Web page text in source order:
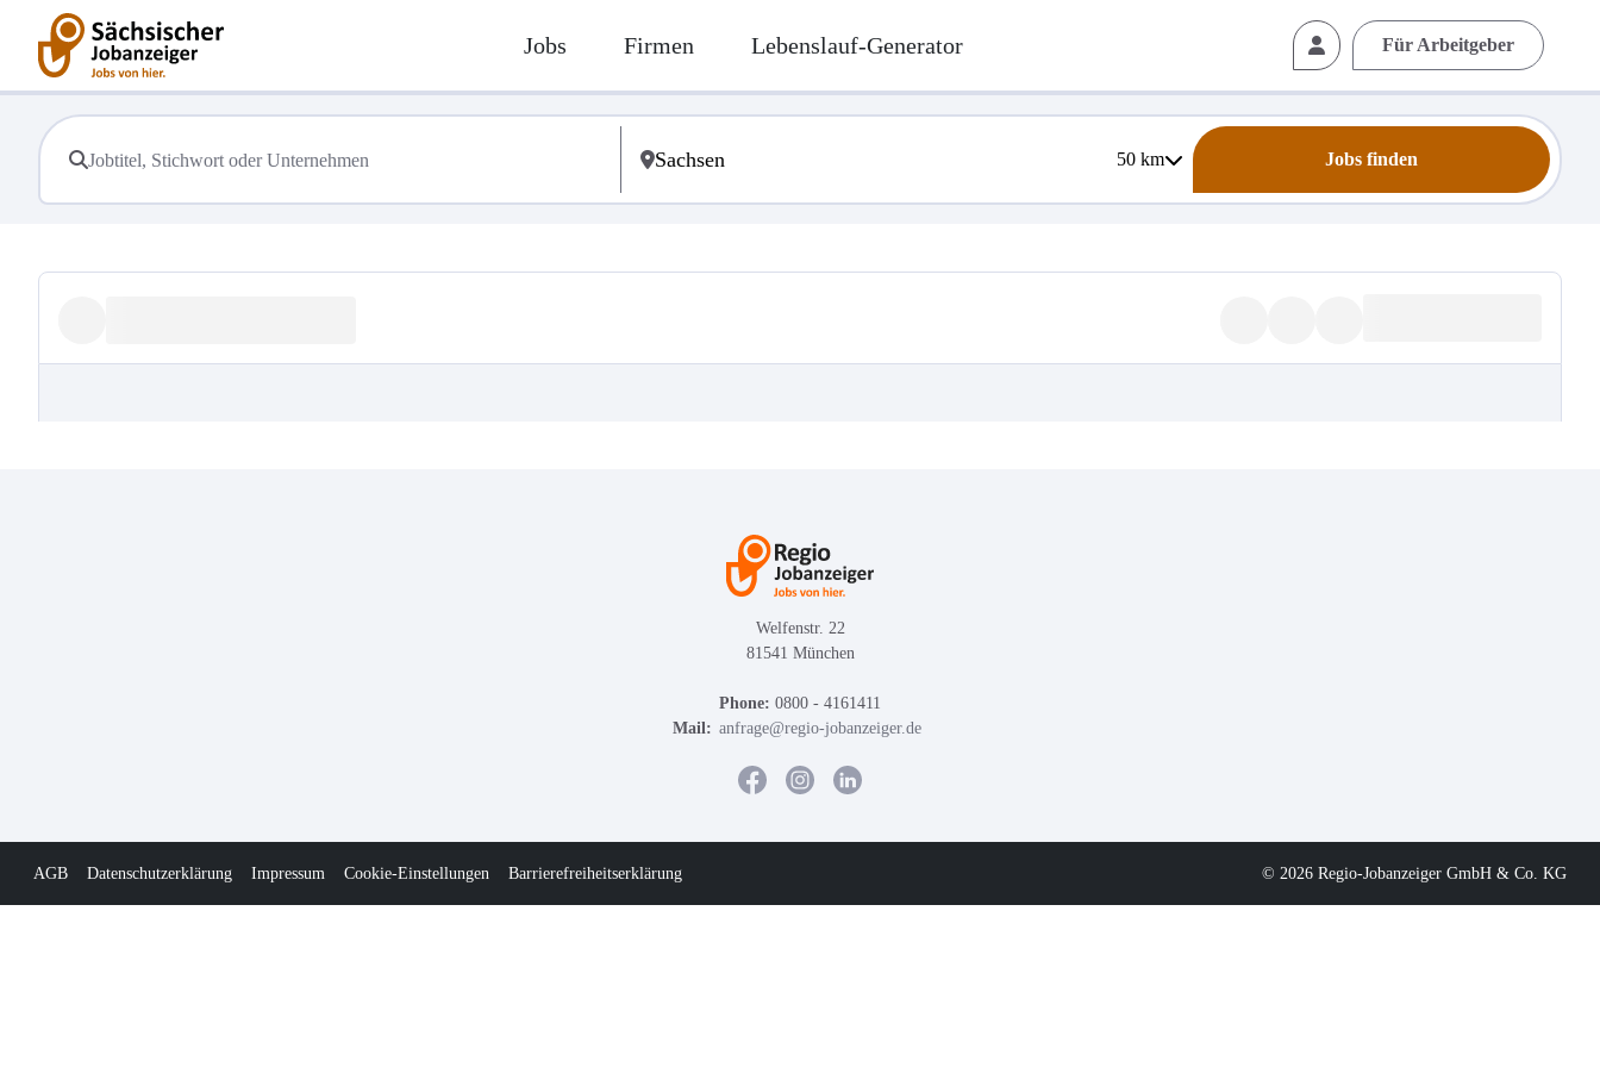
Jobs Firmen Lebenslauf-Generator Für Arbeitgeber
50km Jobs finden
Welfenstr. 22
81541 München
Phone: 0800 - 4161411
Mail: anfrage@regio-jobanzeiger.de
AGB Datenschutzerklärung Impressum Cookie-Einstellungen Barrierefreiheitserklärung © 2026 Regio-Jobanzeiger GmbH & Co. KG